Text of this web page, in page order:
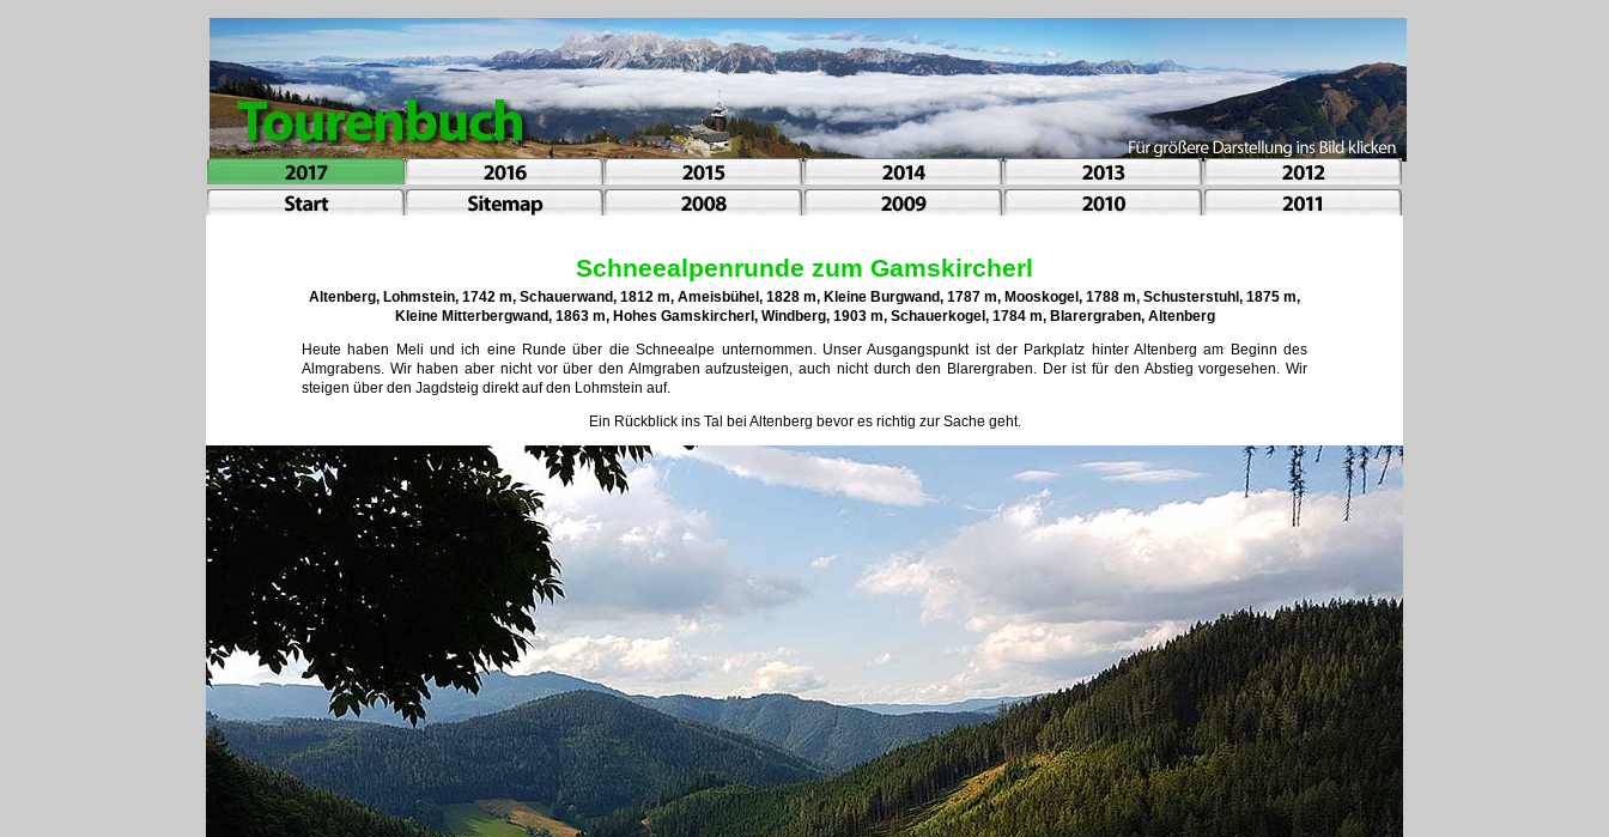
Schneealpenrunde zum Gamskircherl
Altenberg, Lohmstein, 1742 m, Schauerwand, 1812 m, Ameisbühel, 1828 m, Kleine Burgwand, 1787 m, Mooskogel, 1788 m, Schusterstuhl, 1875 m,
Kleine Mitterbergwand, 1863 m, Hohes Gamskircherl, Windberg, 1903 m, Schauerkogel, 1784 m, Blarergraben, Altenberg
Heute haben Meli und ich eine Runde über die Schneealpe unternommen. Unser Ausgangspunkt ist der Parkplatz hinter Altenberg am Beginn des
Almgrabens. Wir haben aber nicht vor über den Almgraben aufzusteigen, auch nicht durch den Blarergraben. Der ist für den Abstieg vorgesehen. Wir
steigen über den Jagdsteig direkt auf den Lohmstein auf.
Ein Rückblick ins Tal bei Altenberg bevor es richtig zur Sache geht.